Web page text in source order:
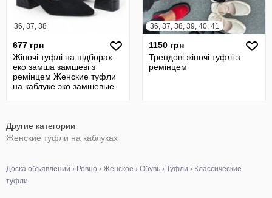
36, 37, 38
677 грн
Жіночі туфлі на підборах
еко замша замшеві з
ремінцем Женские туфли
на каблуке эко замшевые
36, 37, 38, 39, 40, 41
1150 грн
Трендові жіночі туфлі з
ремінцем
Другие категории
Женские туфли на каблуках
Доска объявлений › Ровно › Женское › Обувь › Туфли › Классические
туфли